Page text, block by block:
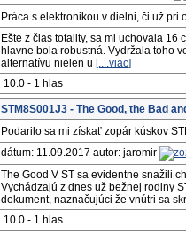
Práca s elektronikou v dielni, či už
Ešte z čias totality, sa mi uchovala
hlavne bola robustná. Vydržala toho
alternatívu nielen u [....viac]
10.0 - 1 hlas
STM8S001J3 - The Good, the Bad
Podarilo sa mi získať zopár kúskov
dátum: 11.09.2017 autor: jaromir
The Good V ST sa evidentne snažili
Vychádzajú z dnes už bežnej rodiny
dokument, naznačujúci že vnútri sa
10.0 - 1 hlas